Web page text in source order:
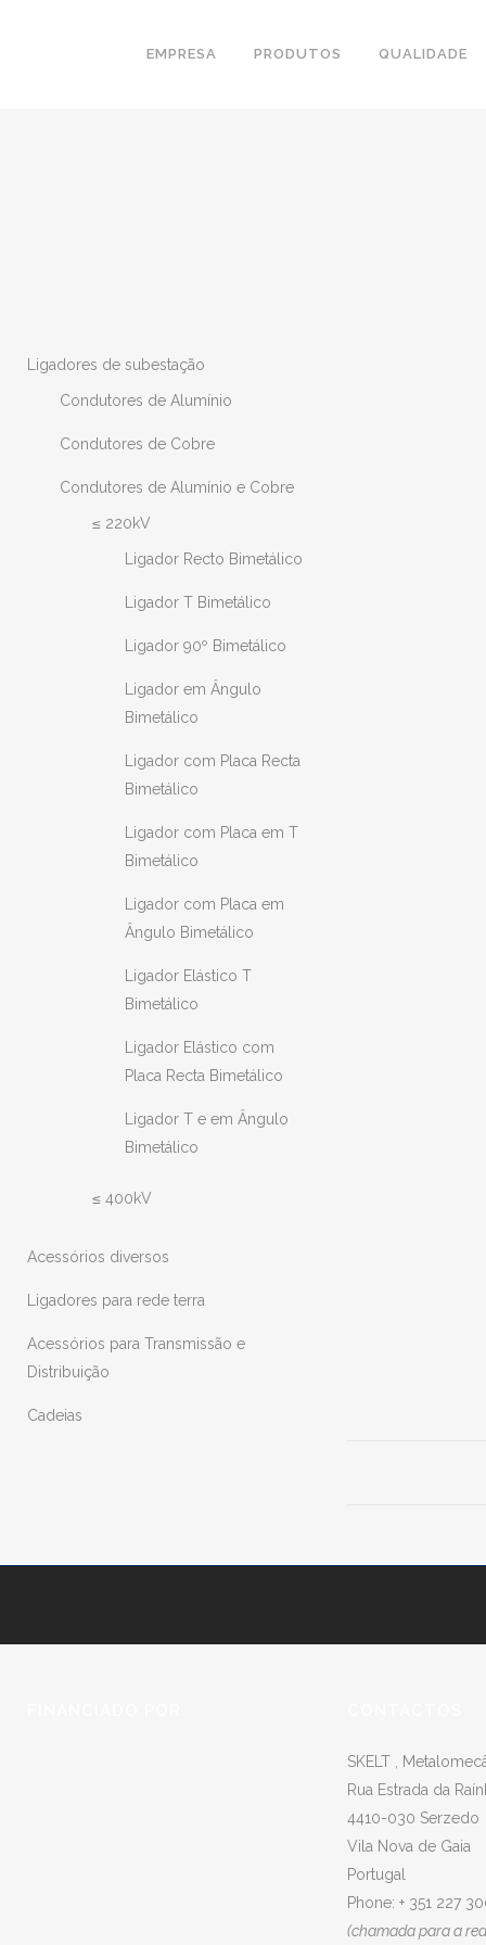
EMPRESA PRODUTOS QUALIDADE
Ligadores de subestação
Condutores de Alumínio
Condutores de Cobre
Condutores de Alumínio e Cobre
≤ 220kV
Ligador Recto Bimetálico
Ligador T Bimetálico
Ligador 90º Bimetálico
Ligador em Ângulo
Bimetálico
Ligador com Placa Recta
Bimetálico
Ligador com Placa em T
Bimetálico
Ligador com Placa em
Ângulo Bimetálico
Ligador Elástico T
Bimetálico
Ligador Elástico com
Placa Recta Bimetálico
Ligador T e em Ângulo
Bimetálico
≤ 400kV
Acessórios diversos
Ligadores para rede terra
Acessórios para Transmissão e
Distribuição
Cadeias
SKELT ,
Rua Estrada da
4410-030 Serzedo
Vila Nova de Gaia
Portugal
Phone: + 351 227
(chamada para a